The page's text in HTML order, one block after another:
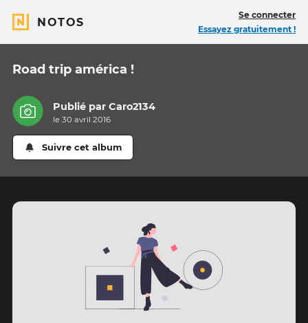
NOTOS
Se connecter
Essayez gratuitement !
Road trip américa !
Publié parCaro2134
le 30 avril 2016
Suivre cet album